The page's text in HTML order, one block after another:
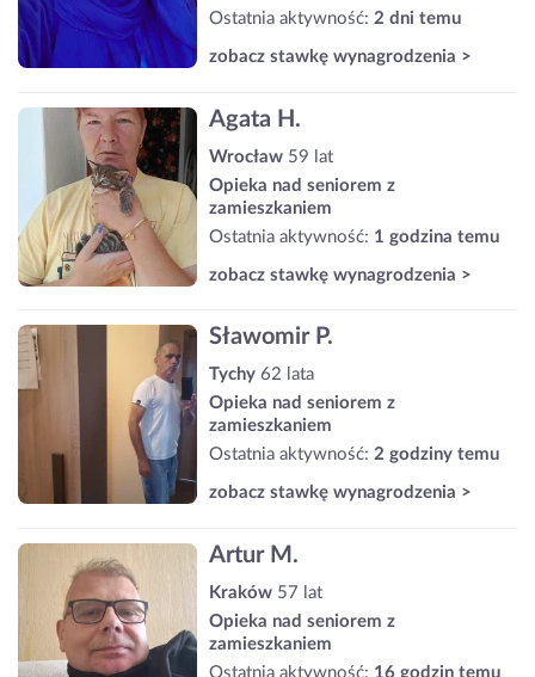
Ostatnia aktywność: 2 dni temu
zobacz stawkę wynagrodzenia >
Agata H.
Wrocław 59 lat
Opieka nad seniorem z
zamieszkaniem
Ostatnia aktywność: 1 godzina temu
zobacz stawkę wynagrodzenia >
Sławomir P.
Tychy 62 lata
Opieka nad seniorem z
zamieszkaniem
Ostatnia aktywność: 2 godziny temu
zobacz stawkę wynagrodzenia >
Artur M.
Kraków 57 lat
Opieka nad seniorem z
zamieszkaniem
Ostatnia aktywność: 16 godzin temu